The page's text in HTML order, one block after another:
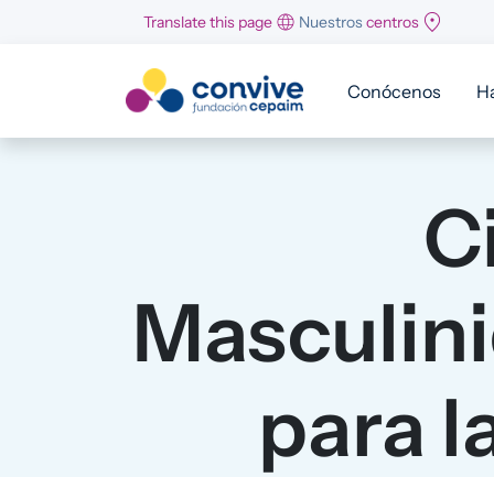
Pasar al contenido principal
Translate this page Nuestroscentros
Conócenos
para